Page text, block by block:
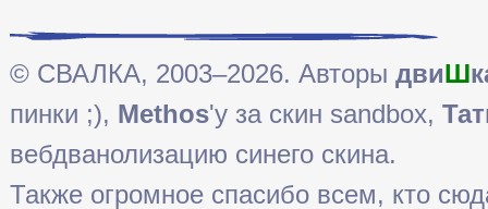
© СВАЛКА, 2003–2026. Авторы двиШ
пинки ;), Methos'у за скин sandbox,
вебдванолизацию синего скина.
Также огромное спасибо всем, кто